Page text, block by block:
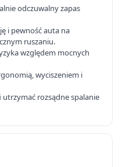
odczuwalny zapas
i pewność auta na
ruszaniu.
względem mocnych
wyciszeniem i
rozsądne spalanie